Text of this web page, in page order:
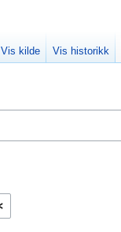
Vis kilde Vis historikk